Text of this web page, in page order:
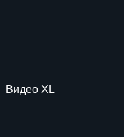
Видео XL